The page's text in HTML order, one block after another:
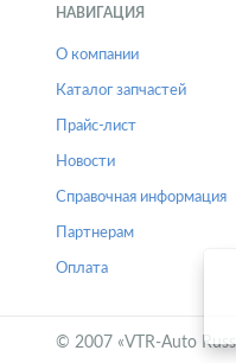
НАВИГАЦИЯ
О компании
Каталог запчастей
Прайс-лист
Новости
Справочная информация
Партнерам
Оплата
© 2007 «VTR-Auto